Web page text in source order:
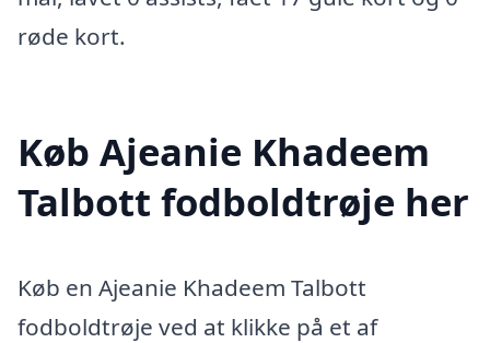
røde kort.
Køb Ajeanie Khadeem
Talbott fodboldtrøje her
Køb en Ajeanie Khadeem Talbott
fodboldtrøje ved at klikke på et af